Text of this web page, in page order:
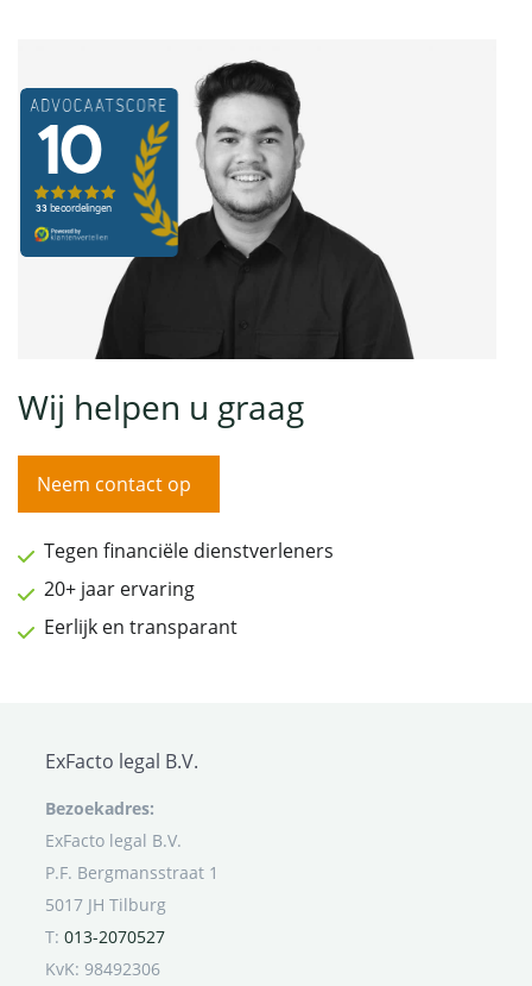
Wij helpen u graag
Neem contact op
Tegen financiële dienstverleners
20+ jaar ervaring
Eerlijk en transparant
ExFacto legal B.V.
Bezoekadres:
ExFacto legal B.V.
P.F. Bergmansstraat 1
5017 JH Tilburg
T: 013-2070527
KvK: 98492306